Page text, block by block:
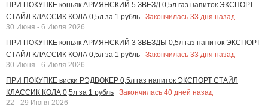
ПРИ ПОКУПКЕ коньяк АРМЯНСКИЙ 5 ЗВЕЗД 0,5л газ напиток ЭКСПОРТ
СТАЙЛ КЛАССИК КОЛА 0,5л за 1 рубль
Закончилась 33 дня назад
30 Июня - 6 Июля 2026
ПРИ ПОКУПКЕ коньяк АРМЯНСКИЙ 3 ЗВЕЗДЫ 0,5л газ напиток ЭКСПОРТ
СТАЙЛ КЛАССИК КОЛА 0,5л за 1 рубль
Закончилась 33 дня назад
30 Июня - 6 Июля 2026
ПРИ ПОКУПКЕ виски РЭДВОКЕР 0,5л газ напиток ЭКСПОРТ СТАЙЛ
КЛАССИК КОЛА 0,5л за 1 рубль
Закончилась 40 дней назад
22 - 29 Июня 2026